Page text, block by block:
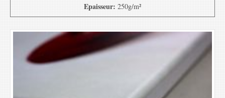
Epaisseur: 250g/m²